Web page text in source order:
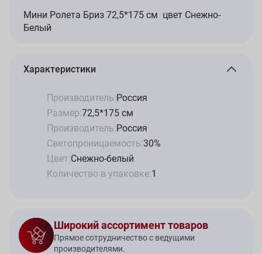
Мини Ролета Бриз 72,5*175 см цвет Снежно-
Белый
Характеристики
Производитель:Россия
Размер:72,5*175 см
Производитель:Россия
Светопроницаемость:30%
Цвет:Снежно-белый
Количество в упаковке:1
Широкий ассортимент товаров
Прямое сотрудничество с ведущими
производителями.